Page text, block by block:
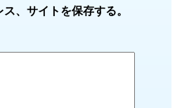
、サイトを保存する。